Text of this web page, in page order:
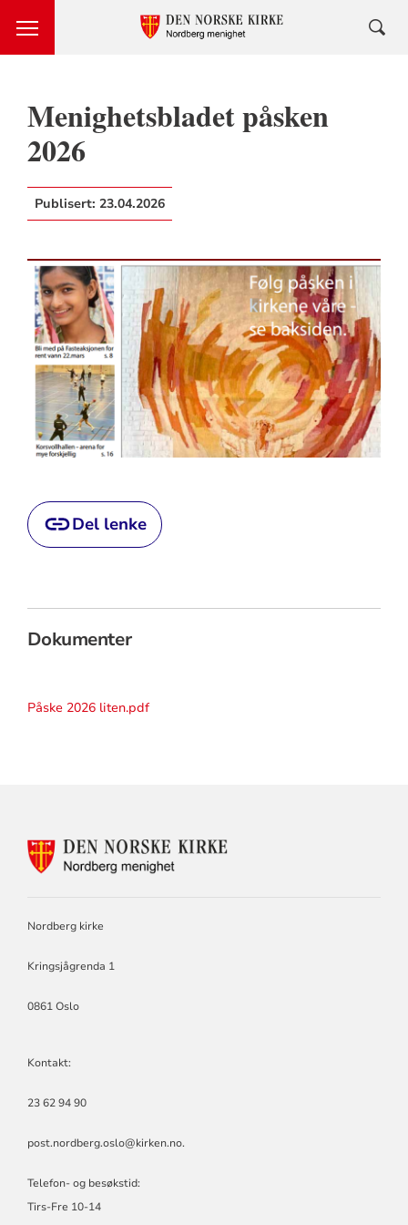
Menighetsbladet påsken
2026
Publisert: 23.04.2026
Del lenke
Dokumenter
Påske 2026 liten.pdf
KONTAKTINFORMASJON
Nordberg kirke
Kringsjågrenda 1
0861 Oslo
Kontakt:
23 62 94 90
post.nordberg.oslo@kirken.no.
Telefon- og besøkstid:
Tirs-Fre 10-14